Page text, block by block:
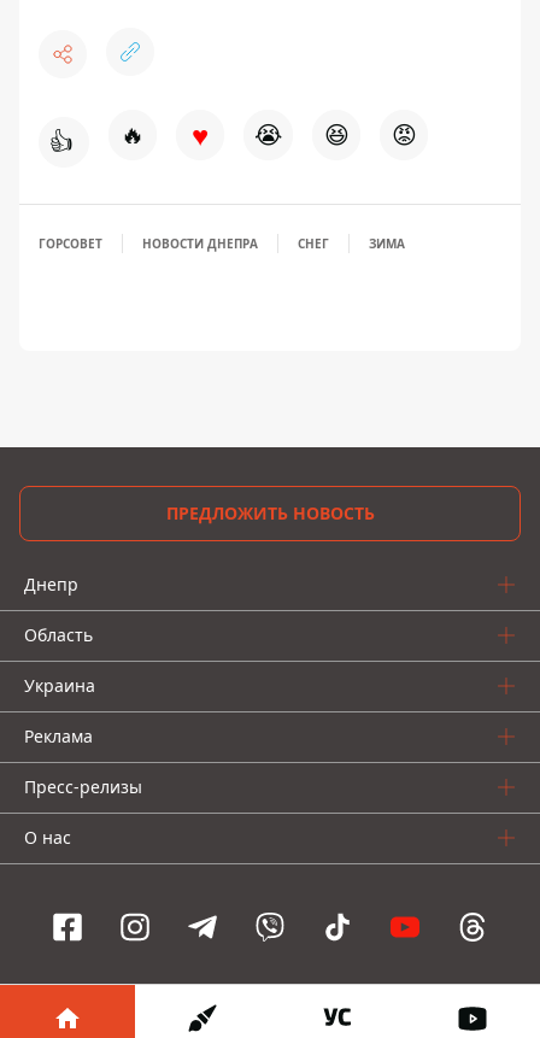
👍 🔥 ♥ 😭 😆 😡
ГОРСОВЕТ НОВОСТИ ДНЕПРА СНЕГ ЗИМА
ПРЕДЛОЖИТЬ НОВОСТЬ
Днепр
Область
Украина
Реклама
Пресс-релизы
О нас
Информатор проекты